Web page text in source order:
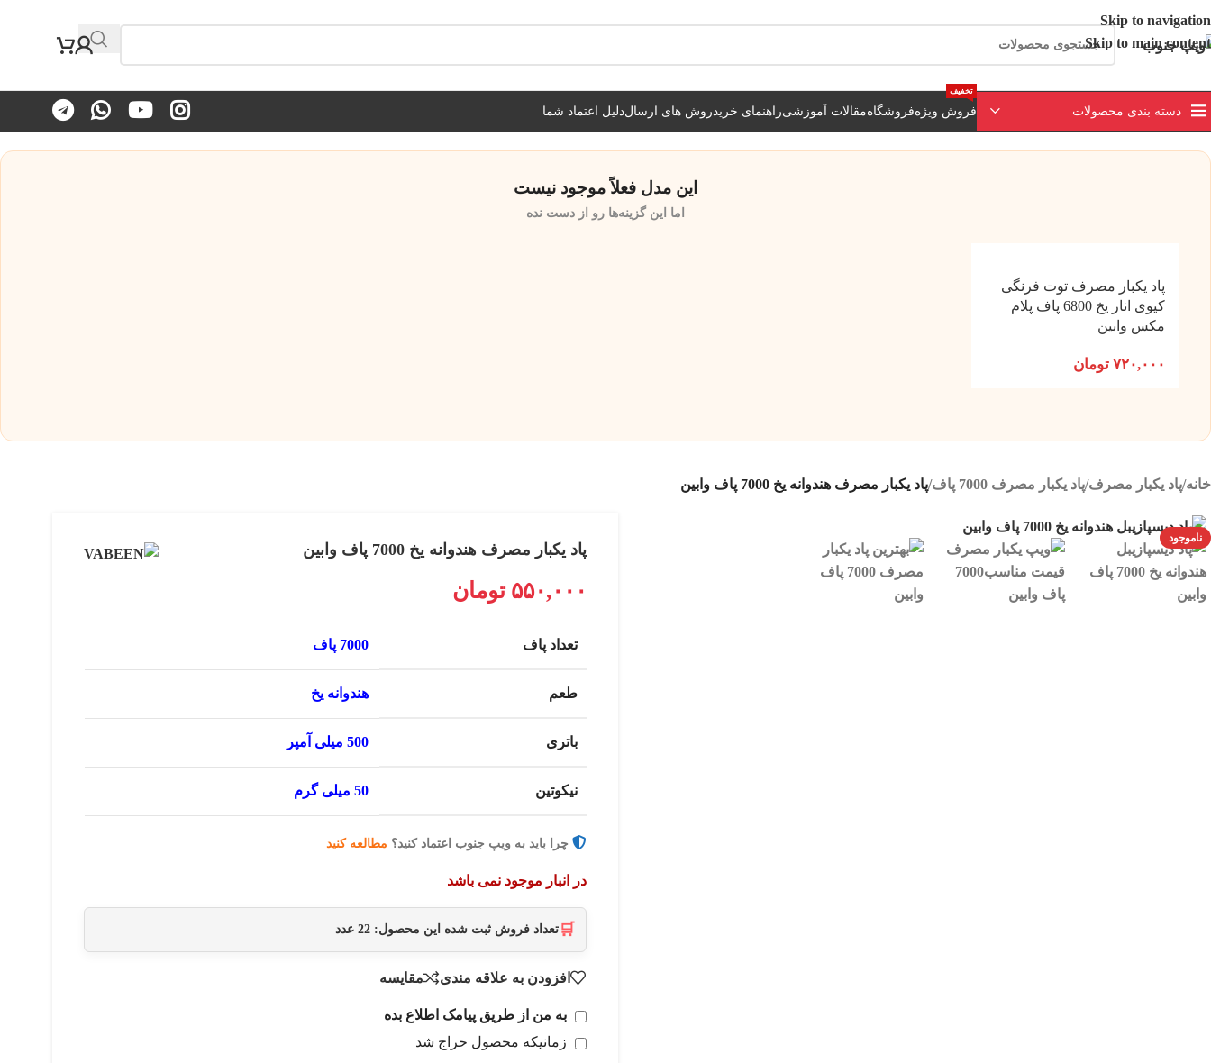
Skip to navigation
Skip to main content
دسته بندی محصولات فروش ویژه
تخفیف
فروشگاهمقالات آموزشیراهنمای خریدروش های ارسالدلیل اعتماد شما
این مدل فعلاً موجود نیست
اما این گزینه‌ها رو از دست نده
پاد یکبار مصرف توت فرنگی
کیوی انار یخ 6800 پاف پلام
مکس وابین
۷۲۰,۰۰۰ تومان
خانه/پاد یکبار مصرف/پاد یکبار مصرف 7000 پاف /پاد یکبار مصرف هندوانه یخ 7000 پاف وابین
ناموجود
پاد یکبار مصرف هندوانه یخ 7000 پاف وابین
۵۵۰,۰۰۰ تومان
تعداد پاف 7000 پاف
طعم هندوانه یخ
باتری 500 میلی آمپر
نیکوتین 50 میلی گرم
چرا باید به ویپ جنوب اعتماد کنید؟ مطالعه کنید
در انبار موجود نمی باشد
🛒 تعداد فروش ثبت شده این محصول: 22عدد
افزودن به علاقه مندی مقایسه
به من از طریق پیامک اطلاع بده
زمانیکه محصول حراج شد